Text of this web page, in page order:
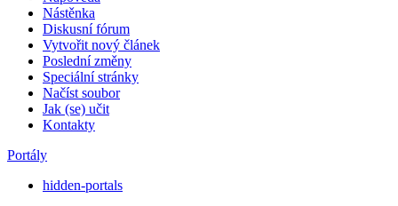
Nástěnka
Diskusní fórum
Vytvořit nový článek
Poslední změny
Speciální stránky
Načíst soubor
Jak (se) učit
Kontakty
Portály
hidden-portals